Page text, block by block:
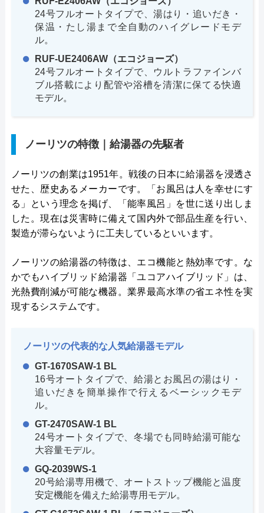
24号フルオートタイプで、湯はり・追いだき・
保温・たし湯まで全自動のハイグレードモデ
ル。
RUF-UE2406AW（エコジョーズ）
24号フルオートタイプで、ウルトラファインバ
ブル搭載により配管や浴槽を清潔に保てる快適
モデル。
ノーリツの特徴｜給湯器の先駆者
ノーリツの創業は1951年。戦後の日本に給湯器を浸透さ
せた、歴史あるメーカーです。「お風呂は人を幸せにす
る」という理念を掲げ、「能率風呂」を世に送り出しま
した。現在は災害時に備えて国内外で部品生産を行い、
製造が滞らないように工夫しているといいます。
ノーリツの給湯器の特徴は、エコ機能と熱効率です。な
かでもハイブリッド給湯器「ユコアハイブリッド」は、
光熱費削減が可能な機器。業界最高水準の省エネ性を実
現するシステムです。
ノーリツの代表的な人気給湯器モデル
GT-1670SAW-1 BL
16号オートタイプで、給湯とお風呂の湯はり・
追いだきを簡単操作で行えるベーシックモデ
ル。
GT-2470SAW-1 BL
24号オートタイプで、冬場でも同時給湯可能な
大容量モデル。
GQ-2039WS-1
20号給湯専用機で、オートストップ機能と温度
安定機能を備えた給湯専用モデル。